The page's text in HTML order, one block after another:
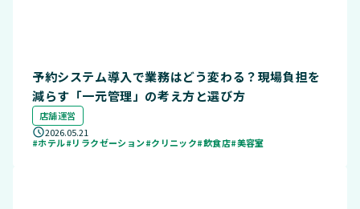
予約システム導入で業務はどう変わる？現場負担を
減らす「一元管理」の考え方と選び方
店舗運営
2026.05.21
#ホテル#リラクゼーション#クリニック#飲食店#美容室